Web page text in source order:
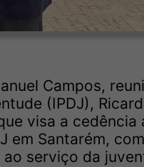
Campos,
(IPDJ),
visa a cedência
em Santarém,
serviço da